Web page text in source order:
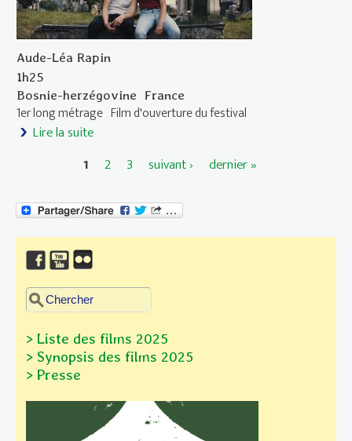
Aude-Léa Rapin
1h25
Bosnie-herzégovine France
1er long métrage Film d'ouverture du festival
Lire la suite
1 2 3 suivant › dernier »
Formulaire de recherche
Chercher dans ce site
> Liste des films 2025
> Synopsis des films 2025
> Presse